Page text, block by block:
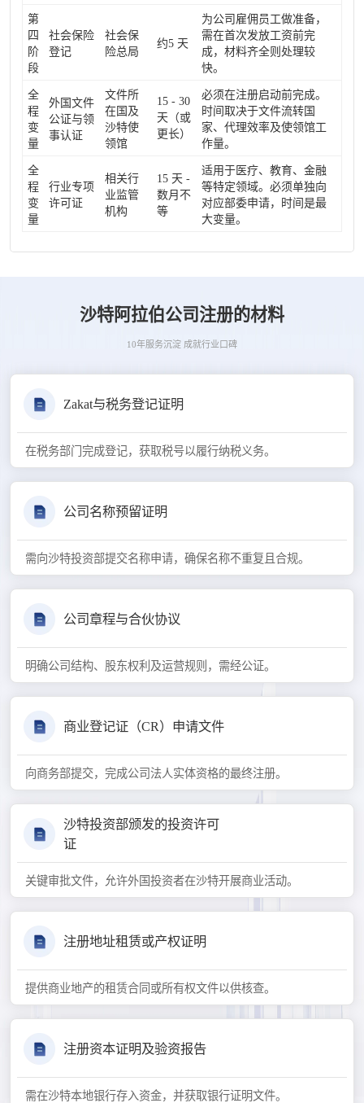
第
四
阶
段
社会保险
登记
社会保
险总局
约5 天
为公司雇佣员工做准备，
需在首次发放工资前完
成，材料齐全则处理较
快。
全
程
变
量
外国文件
公证与领
事认证
文件所
在国及
沙特使
领馆
15 - 30
天（或
更长）
必须在注册启动前完成。
时间取决于文件流转国
家、代理效率及使领馆工
作量。
全
程
变
量
行业专项
许可证
相关行
业监管
机构
15 天 -
数月不
等
适用于医疗、教育、金融
等特定领域。必须单独向
对应部委申请，时间是最
大变量。
沙特阿拉伯公司注册的材料
10年服务沉淀 成就行业口碑
Zakat与税务登记证明
在税务部门完成登记，获取税号以履行纳税义务。
公司名称预留证明
需向沙特投资部提交名称申请，确保名称不重复且合规。
公司章程与合伙协议
明确公司结构、股东权利及运营规则，需经公证。
商业登记证（CR）申请文件
向商务部提交，完成公司法人实体资格的最终注册。
沙特投资部颁发的投资许可
证
关键审批文件，允许外国投资者在沙特开展商业活动。
注册地址租赁或产权证明
提供商业地产的租赁合同或所有权文件以供核查。
注册资本证明及验资报告
需在沙特本地银行存入资金，并获取银行证明文件。